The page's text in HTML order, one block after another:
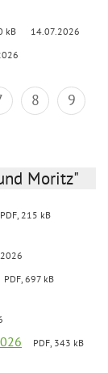
kB 14.07.2026
8
9
Moritz"
PDF, 215 kB
PDF, 697 kB
PDF, 343 kB